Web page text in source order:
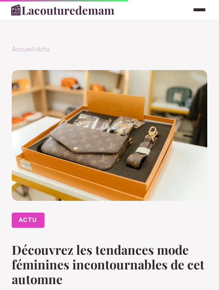
📰Lacouturedemam
Accueil›Actu
ACTU
Découvrez les tendances mode
féminines incontournables de cet
automne